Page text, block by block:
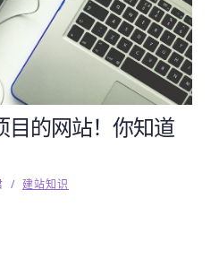
目的网站！你知道
/ 建站知识